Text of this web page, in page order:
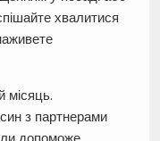
хвалитися
місяць.
з партнерами
допоможе